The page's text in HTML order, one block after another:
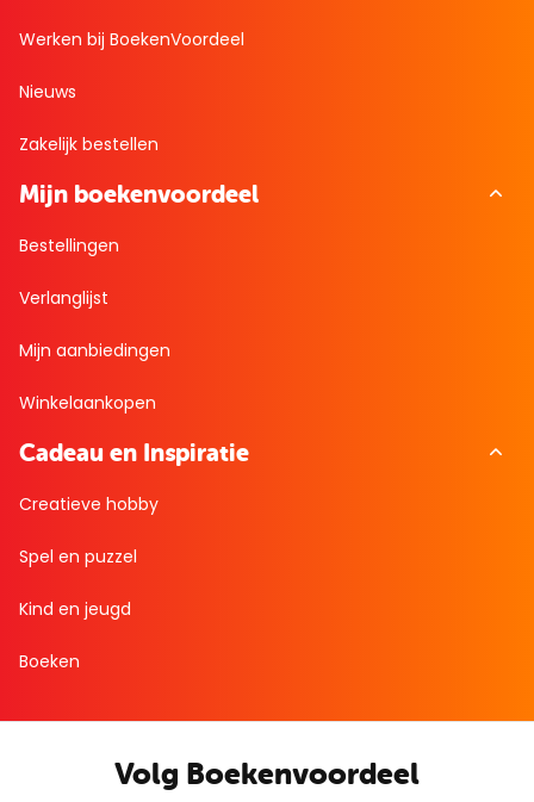
Werken bij BoekenVoordeel
Nieuws
Zakelijk bestellen
Mijn boekenvoordeel
Bestellingen
Verlanglijst
Mijn aanbiedingen
Winkelaankopen
Cadeau en Inspiratie
Creatieve hobby
Spel en puzzel
Kind en jeugd
Boeken
Volg Boekenvoordeel